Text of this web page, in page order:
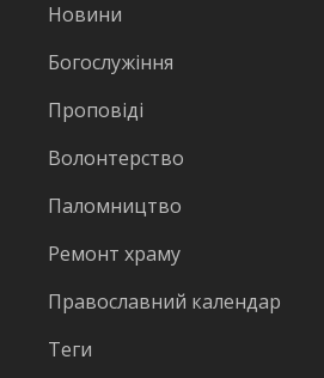
Новини
Богослужіння
Проповіді
Волонтерство
Паломництво
Ремонт храму
Православний календар
Теги